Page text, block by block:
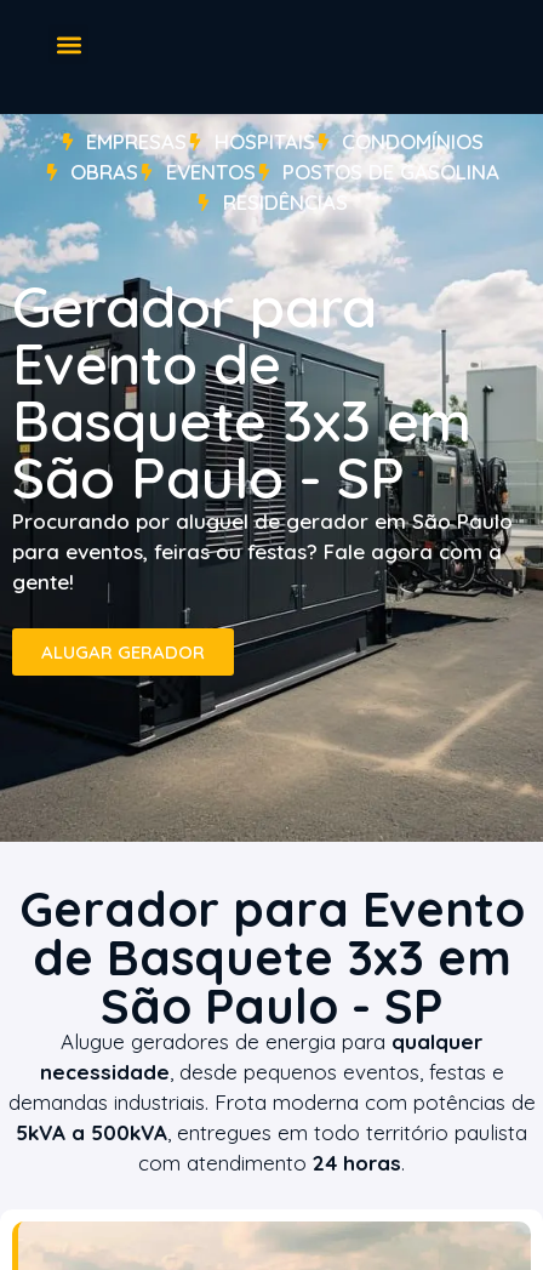
EMPRESAS HOSPITAIS
CONDOMÍNIOS
OBRAS
EVENTOS
POSTOS DE GASOLINA
RESIDÊNCIAS
Gerador para
Evento de
Basquete 3x3 em
São Paulo - SP
Procurando por aluguel de gerador em São Paulo
para eventos, feiras ou festas? Fale agora com a
gente!
ALUGAR GERADOR
Gerador para Evento
de Basquete 3x3 em
São Paulo - SP
Alugue geradores de energia para qualquer
necessidade , desde pequenos eventos, festas e
demandas industriais. Frota moderna com potências de
5kVA a 500kVA , entregues em todo território paulista
com atendimento 24 horas.